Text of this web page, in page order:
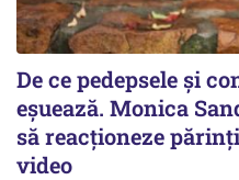
De ce pedepsele și
eșuează. Monica
să reacționeze
video